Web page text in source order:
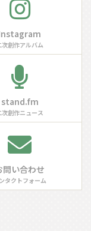
次創作アルバム
stand.fm
次創作ニュース
問い合わせ
タクトフォーム